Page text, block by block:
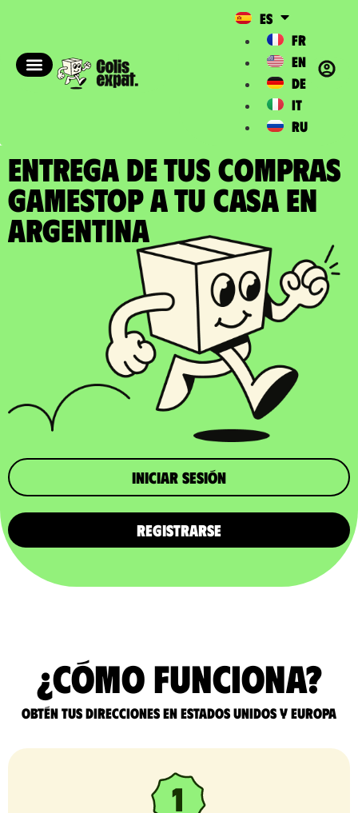
ES
FR
EN
DE
IT
RU
ENTREGA DE TUS COMPRAS
GAMESTOP a tu casa en
Argentina
iniciar sesión
REGISTRARSE
¿Cómo funciona?
Obtén tus direcciones en Estados Unidos y Europa